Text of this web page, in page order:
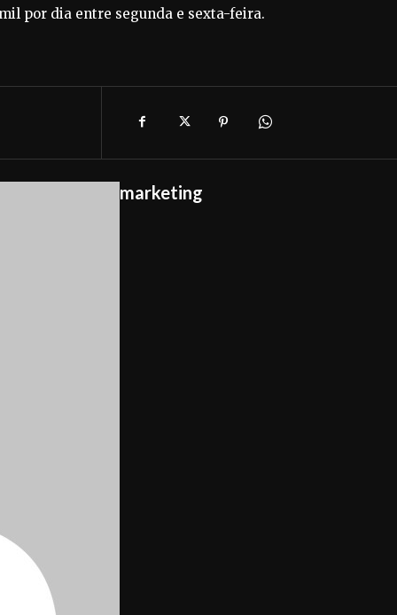
por dia entre segunda e sexta-feira.
marketing